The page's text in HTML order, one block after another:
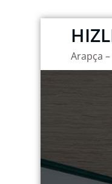
Arapça